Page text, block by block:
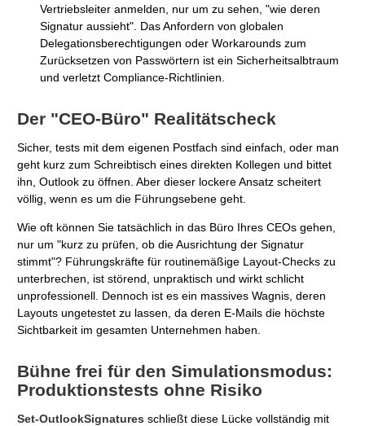
Vertriebsleiter anmelden, nur um zu sehen, "wie deren
Signatur aussieht". Das Anfordern von globalen
Delegationsberechtigungen oder Workarounds zum
Zurücksetzen von Passwörtern ist ein Sicherheitsalbtraum
und verletzt Compliance-Richtlinien.
Der "CEO-Büro" Realitätscheck
Sicher, tests mit dem eigenen Postfach sind einfach, oder man
geht kurz zum Schreibtisch eines direkten Kollegen und bittet
ihn, Outlook zu öffnen. Aber dieser lockere Ansatz scheitert
völlig, wenn es um die Führungsebene geht.
Wie oft können Sie tatsächlich in das Büro Ihres CEOs gehen,
nur um "kurz zu prüfen, ob die Ausrichtung der Signatur
stimmt"? Führungskräfte für routinemäßige Layout-Checks zu
unterbrechen, ist störend, unpraktisch und wirkt schlicht
unprofessionell. Dennoch ist es ein massives Wagnis, deren
Layouts ungetestet zu lassen, da deren E-Mails die höchste
Sichtbarkeit im gesamten Unternehmen haben.
Bühne frei für den Simulationsmodus:
Produktionstests ohne Risiko
Set-OutlookSignatures schließt diese Lücke vollständig mit